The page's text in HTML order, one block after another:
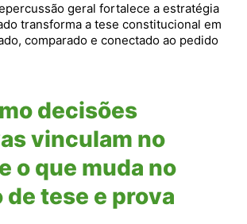
geral fortalece a estratégia
transforma a tese constitucional em
comparado e conectado ao pedido
decisões
vinculam no
o que muda no
de tese e prova